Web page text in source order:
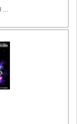
シナリオ&バトル系リーチ リュウガリーチ